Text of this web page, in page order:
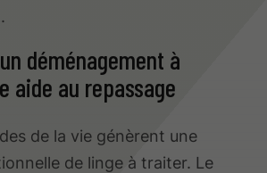
déménagement à
aide au repassage
de la vie génèrent une
de linge à traiter. Le